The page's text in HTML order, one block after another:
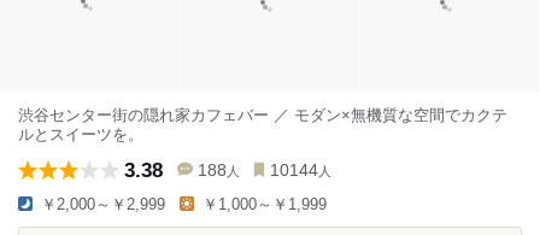
渋谷センター街の隠れ家カフェバー ／ モダン×無機質な空間でカクテ
ルとスイーツを。
3.38 188 人 10144 人
￥2,000～￥2,999 ￥1,000～￥1,999